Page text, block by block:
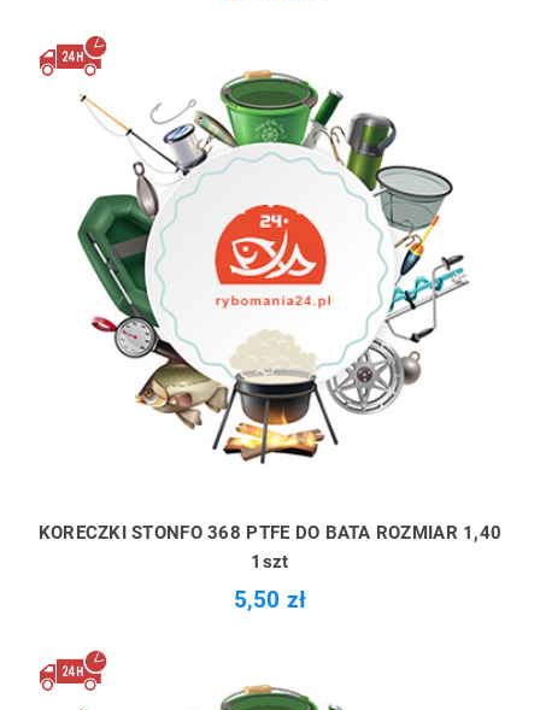
KORECZKI STONFO 368 PTFE DO BATA ROZMIAR 1,40
1szt
5,50 zł